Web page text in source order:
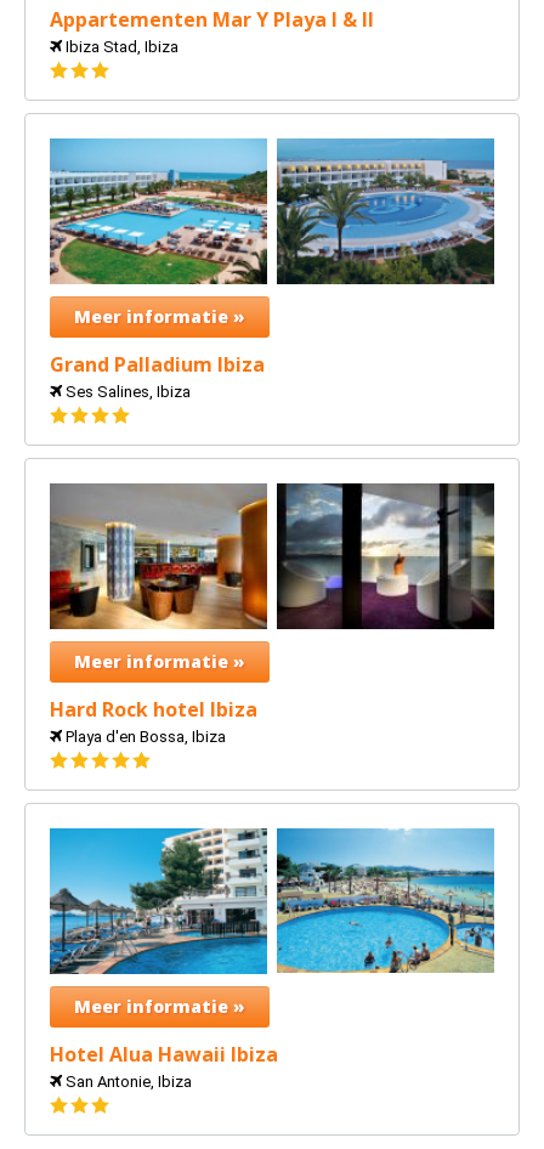
Appartementen Mar Y Playa I & II
Ibiza Stad, Ibiza
3
Meer informatie »
Grand Palladium Ibiza
Ses Salines, Ibiza
4
Meer informatie »
Hard Rock hotel Ibiza
Playa d'en Bossa, Ibiza
5
Meer informatie »
Hotel Alua Hawaii Ibiza
San Antonie, Ibiza
3